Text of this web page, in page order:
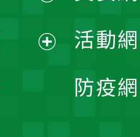
單
開
選
開
活動
防疫